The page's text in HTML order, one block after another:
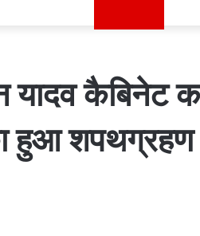
कैबिनेट
हुआ शपथग्रहण